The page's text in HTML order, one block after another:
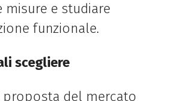
misure e studiare
funzionale.
scegliere
proposta del mercato